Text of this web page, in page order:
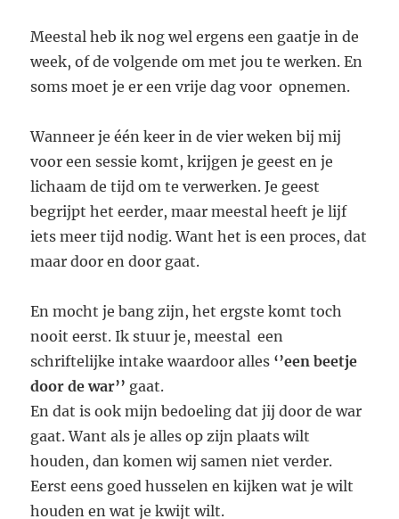
Meestal heb ik nog wel ergens een gaatje in de
week, of de volgende om met jou te werken. En
soms moet je er een vrije dag voor opnemen.
Wanneer je één keer in de vier weken bij mij
voor een sessie komt, krijgen je geest en je
lichaam de tijd om te verwerken. Je geest
begrijpt het eerder, maar meestal heeft je lijf
iets meer tijd nodig. Want het is een proces, dat
maar door en door gaat.
En mocht je bang zijn, het ergste komt toch
nooit eerst. Ik stuur je, meestal een
schriftelijke intake waardoor alles ‘’een beetje
door de war’’ gaat.
En dat is ook mijn bedoeling dat jij door de war
gaat. Want als je alles op zijn plaats wilt
houden, dan komen wij samen niet verder.
Eerst eens goed husselen en kijken wat je wilt
houden en wat je kwijt wilt.